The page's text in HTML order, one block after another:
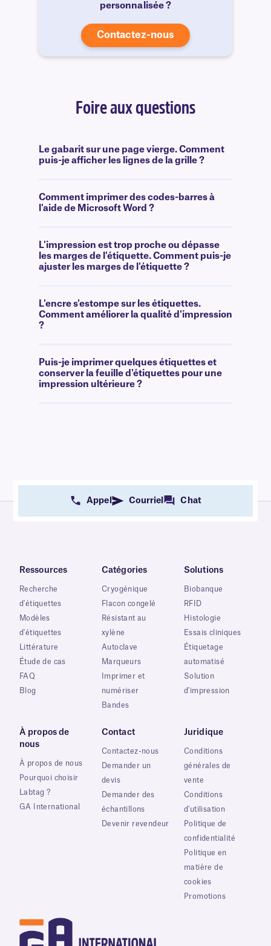
personnalisée ?
Contactez-nous
Foire aux questions
Le gabarit sur une page vierge. Comment
puis-je afficher les lignes de la grille ?
Comment imprimer des codes-barres à
l'aide de Microsoft Word ?
L'impression est trop proche ou dépasse
les marges de l'étiquette. Comment puis-je
ajuster les marges de l'étiquette ?
L'encre s'estompe sur les étiquettes.
Comment améliorer la qualité d'impression
?
Puis-je imprimer quelques étiquettes et
conserver la feuille d'étiquettes pour une
impression ultérieure ?
Appel Courriel Chat
Ressources
Recherche
d'étiquettes
Modèles
d'étiquettes
Littérature
Étude de cas
FAQ
Blog
Catégories
Cryogénique
Flacon congelé
Résistant au
xylène
Autoclave
Marqueurs
Imprimer et
numériser
Bandes
Solutions
Biobanque
RFID
Histologie
Essais cliniques
Étiquetage
automatisé
Solution
d'impression
À propos de
nous
À propos de nous
Pourquoi choisir
Labtag ?
GA International
Contact
Contactez-nous
Demander un
devis
Demander des
échantillons
Devenir revendeur
Juridique
Conditions
générales de
vente
Conditions
d'utilisation
Politique de
confidentialité
Politique en
matière de
cookies
Promotions